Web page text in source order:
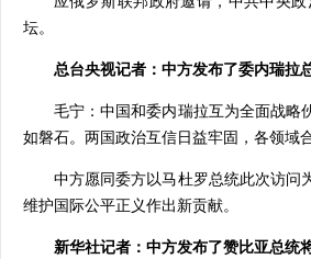
坛。
总台央视记者：中方发布了委内瑞拉
毛宁：中国和委内瑞拉互为全面战略
如磐石。两国政治互信日益牢固，各领域
中方愿同委方以马杜罗总统此次访问
维护国际公平正义作出新贡献。
新华社记者：中方发布了赞比亚总统